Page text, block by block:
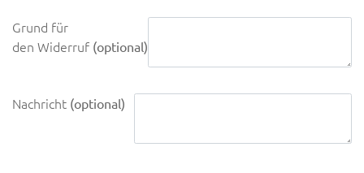
Grund für
den Widerruf (optional)
Nachricht (optional)